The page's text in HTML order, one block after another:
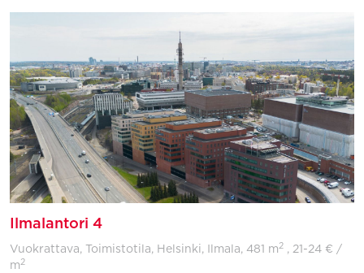
Ilmalantori 4
Vuokrattava, Toimistotila, Helsinki, Ilmala, 481 m 2 , 21-24 € /
m 2